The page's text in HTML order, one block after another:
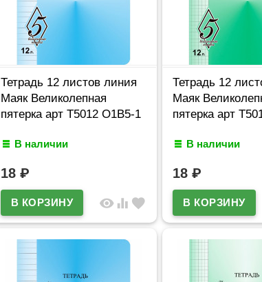
Тетрадь 12 листов линия
Маяк Великолепная
пятерка арт Т5012 О1В5-1
В наличии
18 ₽
visibility equalizer favorite
Тетрадь 12
Маяк
пятерка арт
В наличии
18 ₽